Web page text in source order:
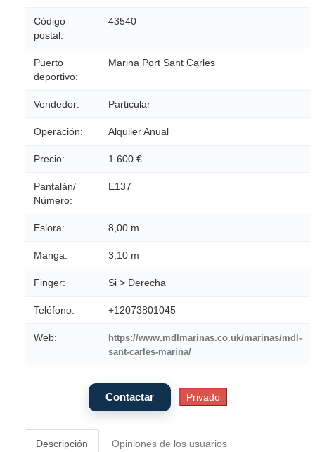
Código
postal:
43540
Puerto
deportivo:
Marina Port Sant Carles
Vendedor: Particular
Operación: Alquiler Anual
Precio: 1.600 €
Pantalán/
Número:
E137
Eslora: 8,00 m
Manga: 3,10 m
Finger: Si > Derecha
Teléfono: +12073801045
Web:
https://www.mdlmarinas.co.uk/marinas/mdl-
sant-carles-marina/
Descripción Opiniones de los usuarios